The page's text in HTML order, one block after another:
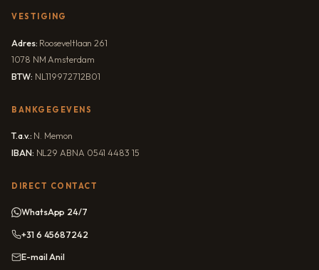
VESTIGING
Adres: Rooseveltlaan 261
1078 NM Amsterdam
BTW: NL119972712B01
BANKGEGEVENS
T.a.v.: N. Memon
IBAN: NL29 ABNA 0541 4483 15
DIRECT CONTACT
WhatsApp 24/7
+31 6 45687242
E-mail Anil